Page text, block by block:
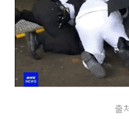
출